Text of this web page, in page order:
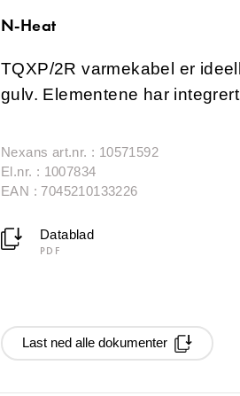
N-Heat
TQXP/2R varmekabel er
gulv. Elementene har
Nexans art.nr. : 10571592
El.nr. : 1007834
EAN : 7045210133226
Datablad
PDF
Last ned alle dokumenter